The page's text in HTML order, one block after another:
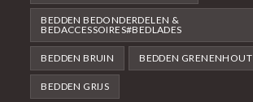
BEDDEN BEDONDERDELEN &
BEDACCESSOIRES#BEDLADES
BEDDEN BRUIN BEDDEN GRENENHOUT
BEDDEN GRIJS